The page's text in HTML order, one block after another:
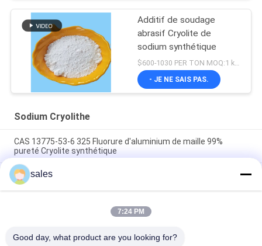
Additif de soudage
abrasif Cryolite de
sodium synthétique
$600-1030 PER TON MOQ:1 kg ou plus
- JE NE SAIS PAS.
Sodium Cryolithe
CAS 13775-53-6 325 Fluorure d'aluminium de maille 99%
pureté Cryolite synthétique
Plus de catégorie 1000 industrielle de Mesh Sodium Cryolite
CAS 13775-53-6
Poids moléculaire 209,94 Cryolite de sodium Composé
chimique Insoluble dans l'eau Idéal pour les procédés de
sales
7:24 PM
Good day, what product are you looking for?